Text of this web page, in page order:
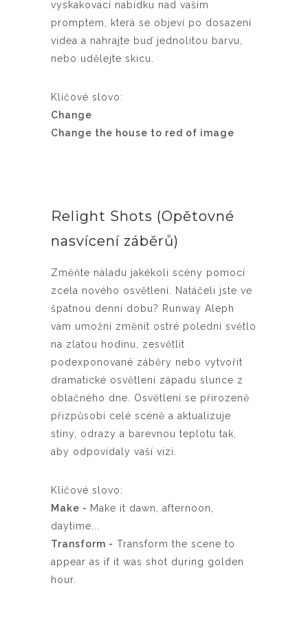
vyskakovací nabídku nad vaším
promptem, která se objeví po dosazení
videa a nahrajte buď jednolitou barvu,
nebo udělejte skicu.
Klíčové slovo:
Change
Change the house to red of image
Relight Shots (Opětovné
nasvícení záběrů)
Změňte náladu jakékoli scény pomocí
zcela nového osvětlení. Natáčeli jste ve
špatnou denní dobu? Runway Aleph
vám umožní změnit ostré polední světlo
na zlatou hodinu, zesvětlit
podexponované záběry nebo vytvořit
dramatické osvětlení západu slunce z
oblačného dne. Osvětlení se přirozeně
přizpůsobí celé scéně a aktualizuje
stíny, odrazy a barevnou teplotu tak,
aby odpovídaly vaší vizi.
Klíčové slovo:
Make - Make it dawn, afternoon,
daytime...
Transform - Transform the scene to
appear as if it was shot during golden
hour.